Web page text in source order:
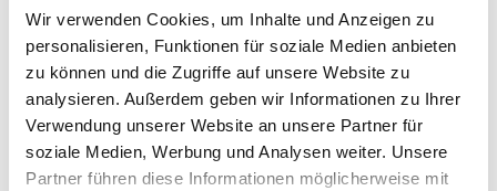
Wir verwenden Cookies, um Inhalte und Anzeigen zu
personalisieren, Funktionen für soziale Medien anbieten
zu können und die Zugriffe auf unsere Website zu
analysieren. Außerdem geben wir Informationen zu Ihrer
Verwendung unserer Website an unsere Partner für
soziale Medien, Werbung und Analysen weiter. Unsere
Partner führen diese Informationen möglicherweise mit
N/cm
90
min.
36,2
Spessore
supporto
µ 25 mil